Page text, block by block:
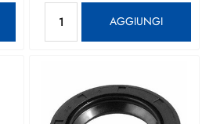
AGGIUNGI